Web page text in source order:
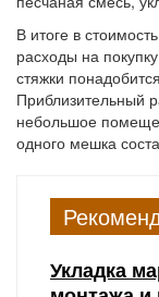
В итоге в
расходы на
стяжки
Приблизительный
небольшое
одного мешка
Укладка